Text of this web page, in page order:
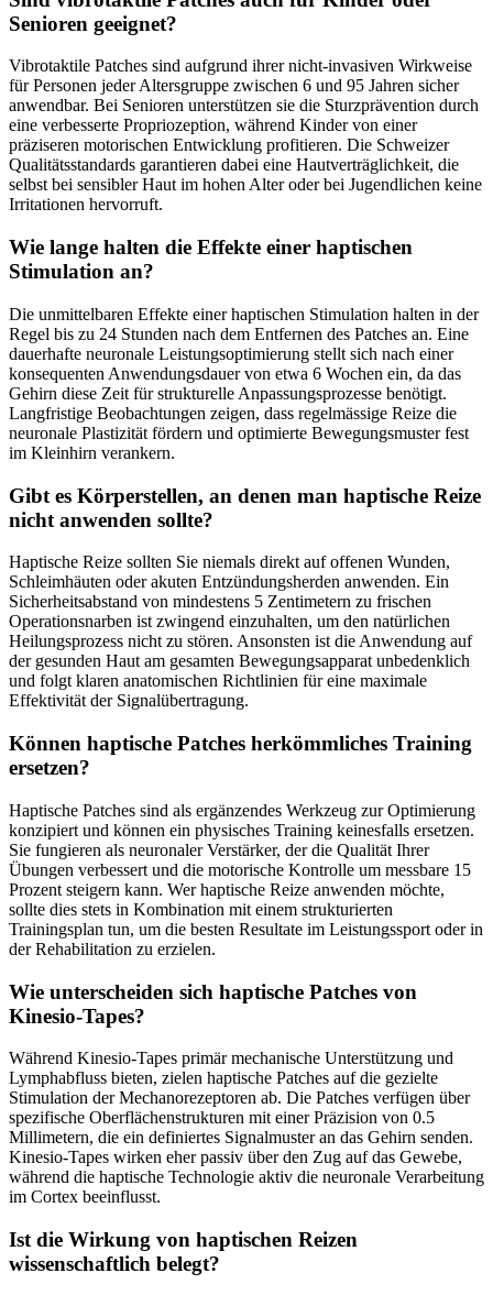
Senioren geeignet?
Vibrotaktile Patches sind aufgrund ihrer nicht-invasiven Wirkweise
für Personen jeder Altersgruppe zwischen 6 und 95 Jahren sicher
anwendbar. Bei Senioren unterstützen sie die Sturzprävention durch
eine verbesserte Propriozeption, während Kinder von einer
präziseren motorischen Entwicklung profitieren. Die Schweizer
Qualitätsstandards garantieren dabei eine Hautverträglichkeit, die
selbst bei sensibler Haut im hohen Alter oder bei Jugendlichen keine
Irritationen hervorruft.
Wie lange halten die Effekte einer haptischen
Stimulation an?
Die unmittelbaren Effekte einer haptischen Stimulation halten in der
Regel bis zu 24 Stunden nach dem Entfernen des Patches an. Eine
dauerhafte neuronale Leistungsoptimierung stellt sich nach einer
konsequenten Anwendungsdauer von etwa 6 Wochen ein, da das
Gehirn diese Zeit für strukturelle Anpassungsprozesse benötigt.
Langfristige Beobachtungen zeigen, dass regelmässige Reize die
neuronale Plastizität fördern und optimierte Bewegungsmuster fest
im Kleinhirn verankern.
Gibt es Körperstellen, an denen man haptische Reize
nicht anwenden sollte?
Haptische Reize sollten Sie niemals direkt auf offenen Wunden,
Schleimhäuten oder akuten Entzündungsherden anwenden. Ein
Sicherheitsabstand von mindestens 5 Zentimetern zu frischen
Operationsnarben ist zwingend einzuhalten, um den natürlichen
Heilungsprozess nicht zu stören. Ansonsten ist die Anwendung auf
der gesunden Haut am gesamten Bewegungsapparat unbedenklich
und folgt klaren anatomischen Richtlinien für eine maximale
Effektivität der Signalübertragung.
Können haptische Patches herkömmliches Training
ersetzen?
Haptische Patches sind als ergänzendes Werkzeug zur Optimierung
konzipiert und können ein physisches Training keinesfalls ersetzen.
Sie fungieren als neuronaler Verstärker, der die Qualität Ihrer
Übungen verbessert und die motorische Kontrolle um messbare 15
Prozent steigern kann. Wer haptische Reize anwenden möchte,
sollte dies stets in Kombination mit einem strukturierten
Trainingsplan tun, um die besten Resultate im Leistungssport oder in
der Rehabilitation zu erzielen.
Wie unterscheiden sich haptische Patches von
Kinesio-Tapes?
Während Kinesio-Tapes primär mechanische Unterstützung und
Lymphabfluss bieten, zielen haptische Patches auf die gezielte
Stimulation der Mechanorezeptoren ab. Die Patches verfügen über
spezifische Oberflächenstrukturen mit einer Präzision von 0.5
Millimetern, die ein definiertes Signalmuster an das Gehirn senden.
Kinesio-Tapes wirken eher passiv über den Zug auf das Gewebe,
während die haptische Technologie aktiv die neuronale Verarbeitung
im Cortex beeinflusst.
Ist die Wirkung von haptischen Reizen
wissenschaftlich belegt?